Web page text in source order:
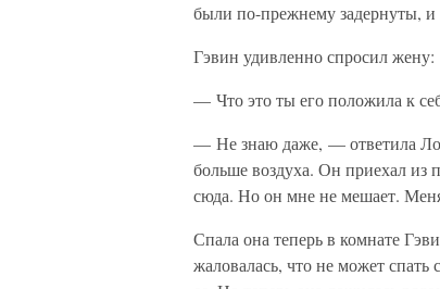
были по-прежнему задернуты, и
Гэвин удивленно спросил жену:
— Что это ты его положила к
— Не знаю даже, — ответила
больше воздуха. Он приехал из
сюда. Но он мне не мешает.
Спала она теперь в комнате
жаловалась, что не может спать